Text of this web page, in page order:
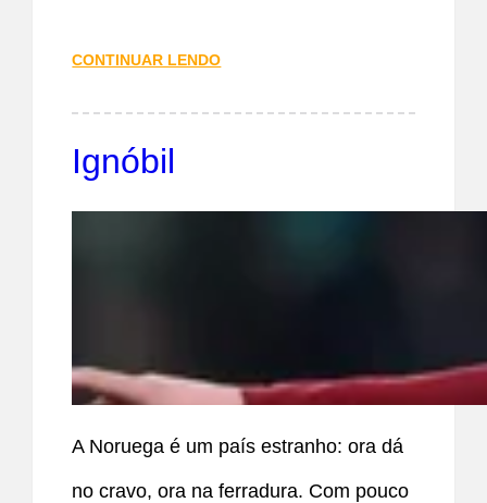
CONTINUAR LENDO
Ignóbil
A Noruega é um país estranho: ora dá
no cravo, ora na ferradura. Com pouco